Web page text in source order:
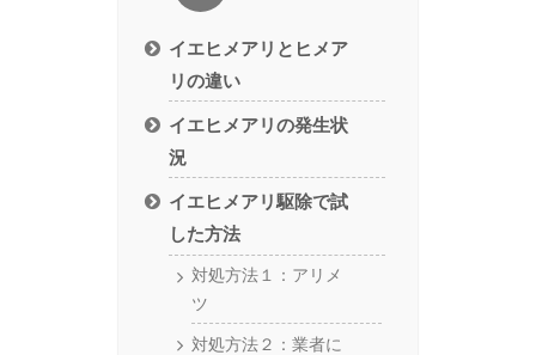
イエヒメアリとヒメア
リの違い
イエヒメアリの発生状
況
イエヒメアリ駆除で試
した方法
対処方法１：アリメ
ツ
対処方法２：業者に